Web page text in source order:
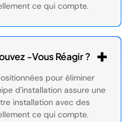
ce qui compte.
-vous Réagir ?
pour éliminer
d'installation assure une
installation avec des
ce qui compte.